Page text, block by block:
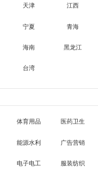
天津 江西
宁夏 青海
海南 黑龙江
台湾
体育用品 医药卫生
能源水利 广告营销
电子电工 服装纺织